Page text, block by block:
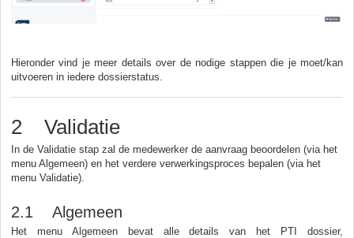
Hieronder vind je meer details over de nodige stappen die je moet/kan
uitvoeren in iedere dossierstatus.
2 Validatie
In de Validatie stap zal de medewerker de aanvraag beoordelen (via het
menu Algemeen) en het verdere verwerkingsproces bepalen (via het
menu Validatie).
2.1 Algemeen
Het menu Algemeen bevat alle details van het PTI dossier,